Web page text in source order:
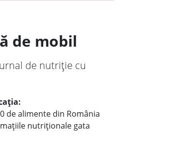
de mobil
de nutriție cu
de alimente din România
nutriționale gata